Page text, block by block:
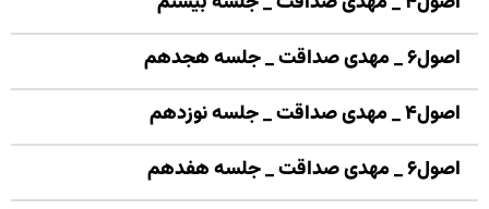
اصول۶ _ مهدی صداقت _ جلسه هجدهم
اصول۴ _ مهدی صداقت _ جلسه نوزدهم
اصول۶ _ مهدی صداقت _ جلسه هفدهم